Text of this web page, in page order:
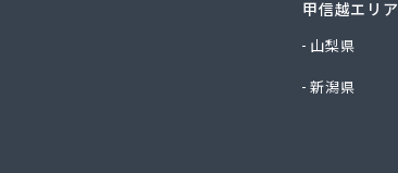
ヤマサ共和ライフ株式会社 名古屋西営業所
甲信越エリア
山梨県
新潟県